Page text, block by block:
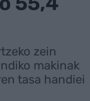
zein
makinak
tasa handiei